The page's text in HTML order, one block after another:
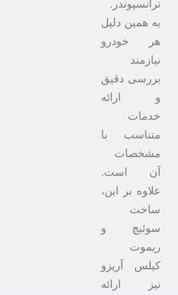
ترانسپوندر.
به همین دلیل
هر خودرو
نیازمند
بررسی دقیق
و ارائه
خدمات
متناسب با
مشخصات
آن است.
علاوه بر این،
ساخت
سوئیچ و
ریموت
کیلس آریزو
نیز ارائه